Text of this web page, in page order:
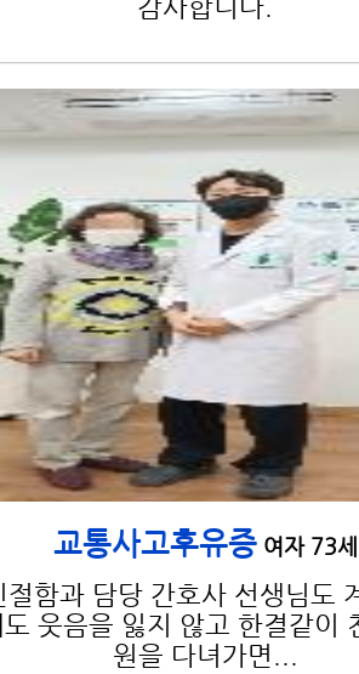
감사합니다.
교통사고후유증여자 73세
절함과 담당 간호사 선생님도
웃음을 잃지 않고 한결같이
원을 다녀가면...